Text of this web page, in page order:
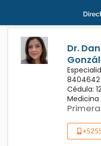
Dr.
8404642
Cédula:
Medicina